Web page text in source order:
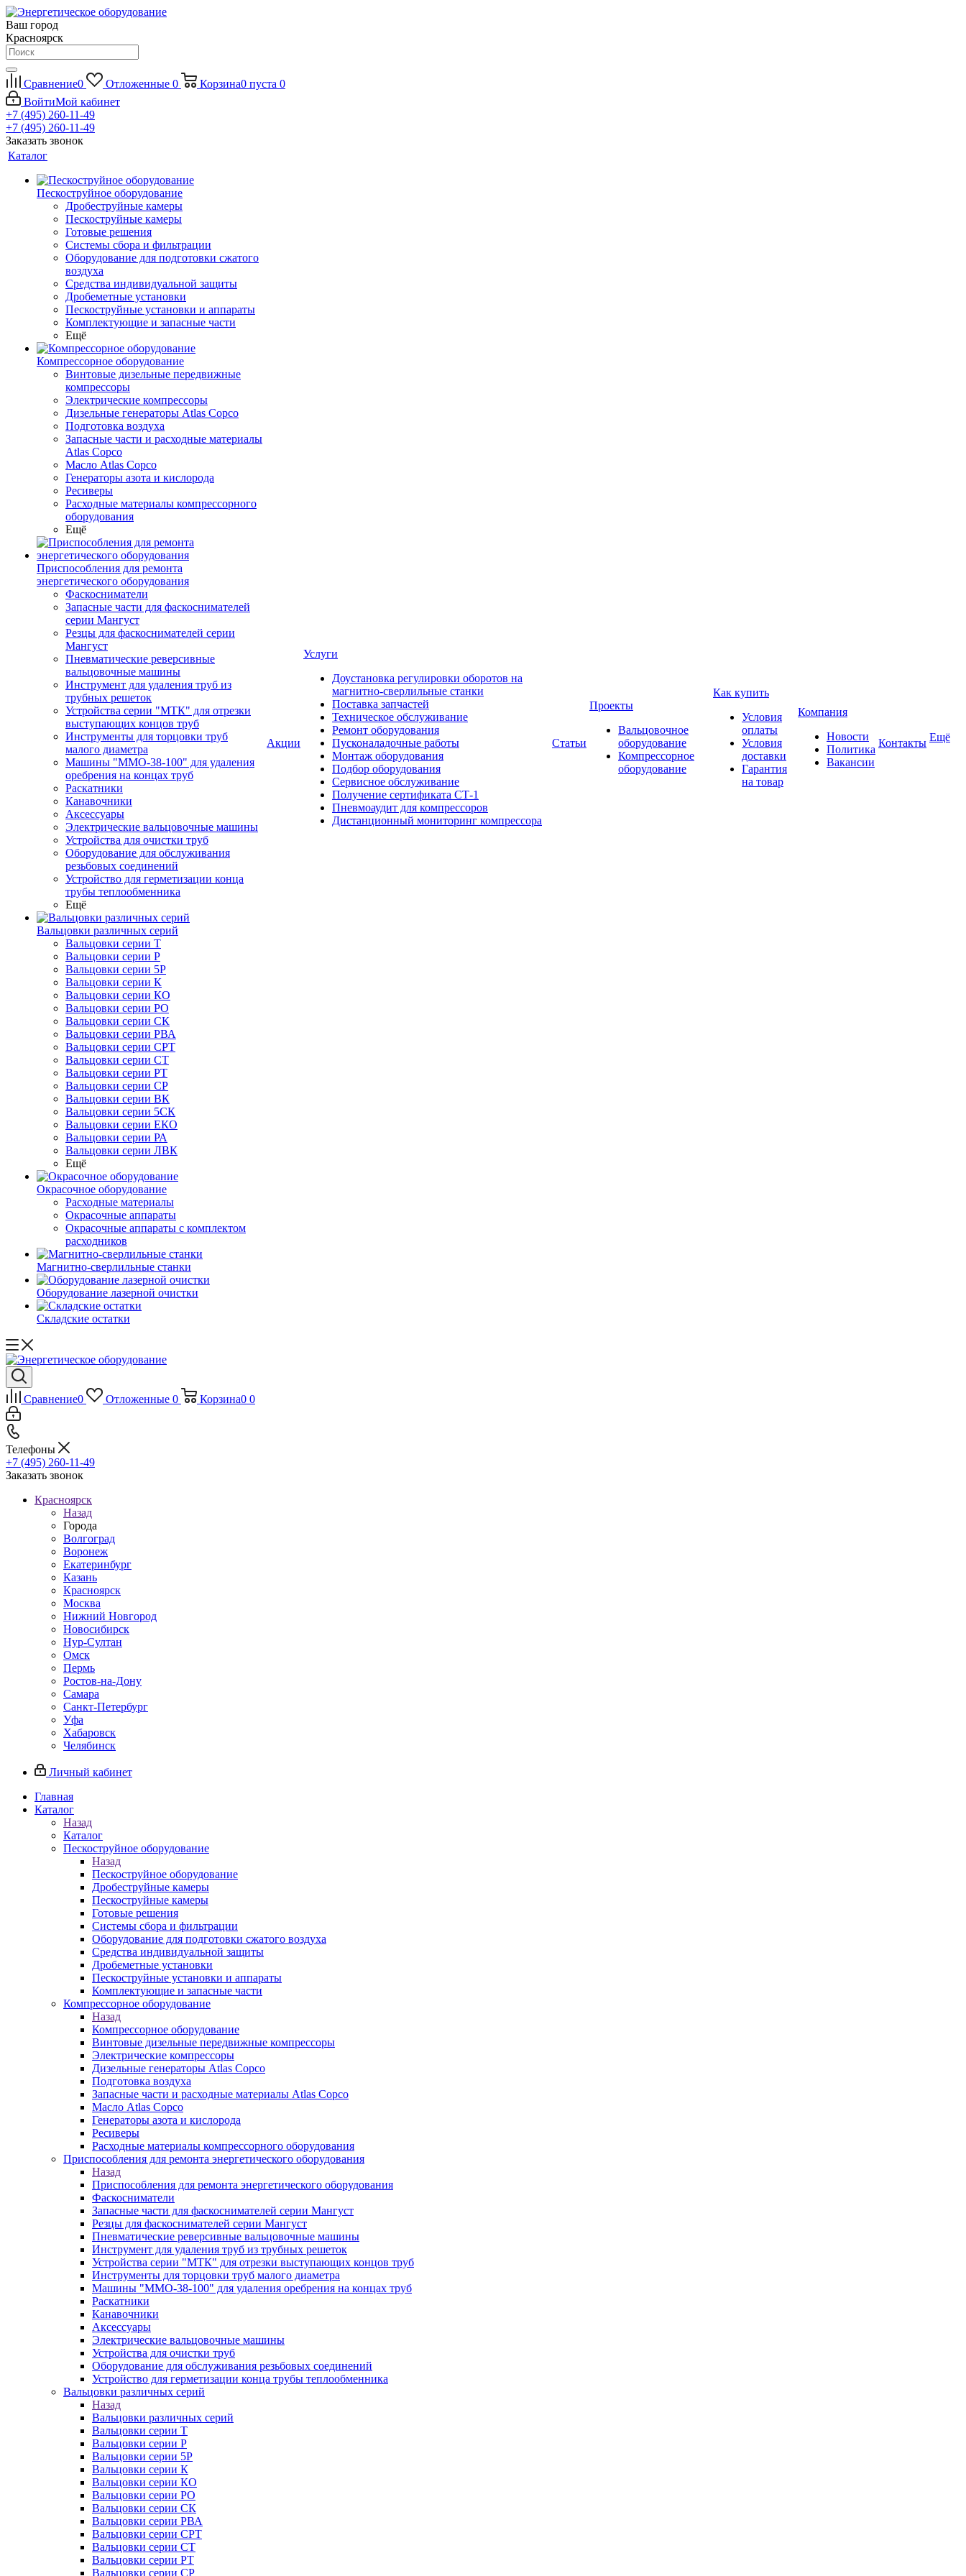
Ваш город
Красноярск
Сравнение0 Отложенные 0 Корзина0 пуста 0
ВойтиМой кабинет
+7 (495) 260-11-49
+7 (495) 260-11-49
Заказать звонок
Каталог
Пескоструйное оборудование
Дробеструйные камеры
Пескоструйные камеры
Готовые решения
Системы сбора и фильтрации
Оборудование для подготовки сжатого
воздуха
Средства индивидуальной защиты
Дробеметные установки
Пескоструйные установки и аппараты
Комплектующие и запасные части
Ещё
Компрессорное оборудование
Винтовые дизельные передвижные
компрессоры
Электрические компрессоры
Дизельные генераторы Atlas Copco
Подготовка воздуха
Запасные части и расходные материалы
Atlas Copco
Масло Atlas Copco
Генераторы азота и кислорода
Ресиверы
Расходные материалы компрессорного
оборудования
Ещё
Приспособления для ремонта
энергетического оборудования
Фаскосниматели
Запасные части для фаскоснимателей
серии Мангуст
Резцы для фаскоснимателей серии
Мангуст
Пневматические реверсивные
вальцовочные машины
Инструмент для удаления труб из
трубных решеток
Устройства серии "МТК" для отрезки
выступающих концов труб
Инструменты для торцовки труб
малого диаметра
Машины "ММО-38-100" для удаления
оребрения на концах труб
Раскатники
Канавочники
Аксессуары
Электрические вальцовочные машины
Устройства для очистки труб
Оборудование для обслуживания
резьбовых соединений
Устройство для герметизации конца
трубы теплообменника
Ещё
Вальцовки различных серий
Вальцовки серии Т
Вальцовки серии Р
Вальцовки серии 5Р
Вальцовки серии К
Вальцовки серии КО
Вальцовки серии РО
Вальцовки серии СК
Вальцовки серии РВА
Вальцовки серии СРТ
Вальцовки серии СТ
Вальцовки серии РТ
Вальцовки серии СР
Вальцовки серии ВК
Вальцовки серии 5СК
Вальцовки серии ЕКО
Вальцовки серии РА
Вальцовки серии ЛВК
Ещё
Окрасочное оборудование
Расходные материалы
Окрасочные аппараты
Окрасочные аппараты с комплектом
расходников
Магнитно-сверлильные станки
Оборудование лазерной очистки
Складские остатки
Акции
Услуги
Доустановка регулировки оборотов на
магнитно-сверлильные станки
Поставка запчастей
Техническое обслуживание
Ремонт оборудования
Пусконаладочные работы
Монтаж оборудования
Подбор оборудования
Сервисное обслуживание
Получение сертификата СТ-1
Пневмоаудит для компрессоров
Дистанционный мониторинг компрессора
Статьи
Проекты
Вальцовочное
оборудование
Компрессорное
оборудование
Как купить
Условия
оплаты
Условия
доставки
Гарантия
на товар
Компания
Новости
Политика
Вакансии
Контакты Ещё
Сравнение0 Отложенные 0 Корзина0 0
Телефоны
+7 (495) 260-11-49
Заказать звонок
Красноярск
Назад
Города
Волгоград
Воронеж
Екатеринбург
Казань
Красноярск
Москва
Нижний Новгород
Новосибирск
Нур-Султан
Омск
Пермь
Ростов-на-Дону
Самара
Санкт-Петербург
Уфа
Хабаровск
Челябинск
Личный кабинет
Главная
Каталог
Назад
Каталог
Пескоструйное оборудование
Назад
Пескоструйное оборудование
Дробеструйные камеры
Пескоструйные камеры
Готовые решения
Системы сбора и фильтрации
Оборудование для подготовки сжатого воздуха
Средства индивидуальной защиты
Дробеметные установки
Пескоструйные установки и аппараты
Комплектующие и запасные части
Компрессорное оборудование
Назад
Компрессорное оборудование
Винтовые дизельные передвижные компрессоры
Электрические компрессоры
Дизельные генераторы Atlas Copco
Подготовка воздуха
Запасные части и расходные материалы Atlas Copco
Масло Atlas Copco
Генераторы азота и кислорода
Ресиверы
Расходные материалы компрессорного оборудования
Приспособления для ремонта энергетического оборудования
Назад
Приспособления для ремонта энергетического оборудования
Фаскосниматели
Запасные части для фаскоснимателей серии Мангуст
Резцы для фаскоснимателей серии Мангуст
Пневматические реверсивные вальцовочные машины
Инструмент для удаления труб из трубных решеток
Устройства серии "МТК" для отрезки выступающих концов труб
Инструменты для торцовки труб малого диаметра
Машины "ММО-38-100" для удаления оребрения на концах труб
Раскатники
Канавочники
Аксессуары
Электрические вальцовочные машины
Устройства для очистки труб
Оборудование для обслуживания резьбовых соединений
Устройство для герметизации конца трубы теплообменника
Вальцовки различных серий
Назад
Вальцовки различных серий
Вальцовки серии Т
Вальцовки серии Р
Вальцовки серии 5Р
Вальцовки серии К
Вальцовки серии КО
Вальцовки серии РО
Вальцовки серии СК
Вальцовки серии РВА
Вальцовки серии СРТ
Вальцовки серии СТ
Вальцовки серии РТ
Вальцовки серии СР